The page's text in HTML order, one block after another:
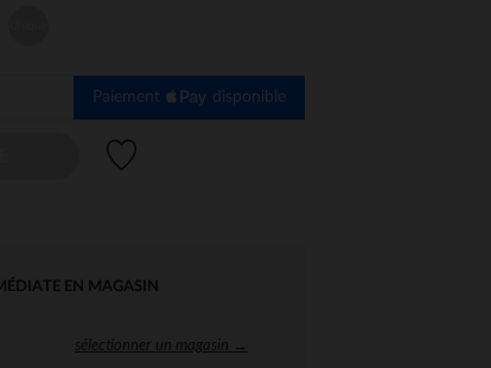
Paiement disponible
EN MAGASIN
sélectionner un magasin →